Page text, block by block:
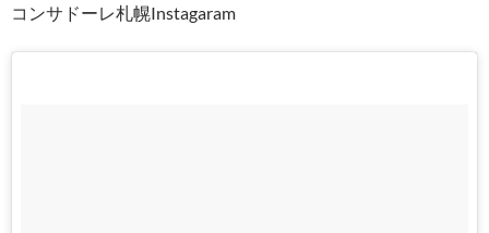
コンサドーレ札幌Instagaram